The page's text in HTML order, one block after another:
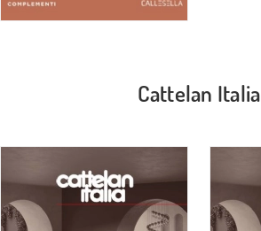
Cattelan Italia